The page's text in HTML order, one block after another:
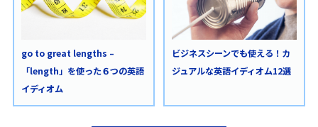
go to great lengths –
「length」を使った６つの英語
イディオム
ビジネスシーンでも使える！カ
ジュアルな英語イディオム12選